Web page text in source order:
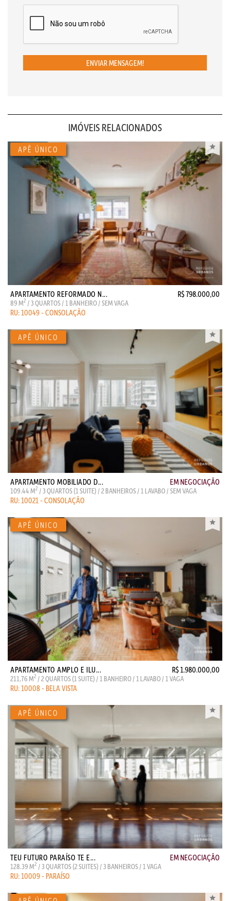
ENVIAR MENSAGEM!
IMÓVEIS RELACIONADOS
APARTAMENTO REFORMADO N... R$ 798.000,00
89 M2 / 3 QUARTOS / 1 BANHEIRO / SEM VAGA
RU: 10049 - CONSOLAÇÃO
APARTAMENTO MOBILIADO D... EM NEGOCIAÇÃO
109.44 M2 / 3 QUARTOS (1 SUITE) / 2 BANHEIROS / 1 LAVABO / SEM VAGA
RU: 10021 - CONSOLAÇÃO
APARTAMENTO AMPLO E ILU... R$ 1.980.000,00
211,76 M2 / 2 QUARTOS (1 SUITE) / 1 BANHEIRO / 1 LAVABO / 1 VAGA
RU: 10008 - BELA VISTA
TEU FUTURO PARAÍSO TE E... EM NEGOCIAÇÃO
128.39 M2 / 3 QUARTOS (2 SUITES) / 3 BANHEIROS / 1 VAGA
RU: 10009 - PARAÍSO